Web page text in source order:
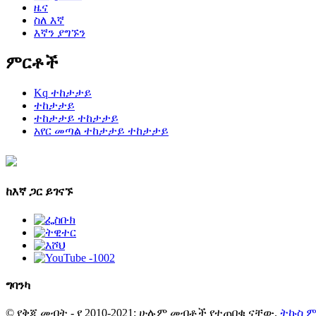
ዜና
ስለ እኛ
እኛን ያግኙን
ምርቶች
Kq ተከታታይ
ተከታታይ
ተከታታይ ተከታታይ
አየር መጣል ተከታታይ ተከታታይ
ከእኛ ጋር ይገናኙ
ግባንካ
© የቅጂ መብት - የ 2010-2021: ሁሉም መብቶች የተጠበቁ ናቸው. ትኩስ